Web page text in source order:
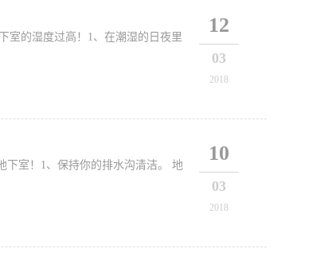
室的湿度过高！1、在潮湿的日夜里
12
03
2018
下室！1、保持你的排水沟清洁。 地
10
03
2018